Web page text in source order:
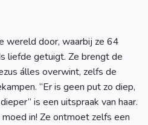
wereld door, waarbij ze 64
liefde getuigt. Ze brengt de
álles overwint, zelfs de
“Er is geen put zo diep,
is een uitspraak van haar.
in! Ze ontmoet zelfs een